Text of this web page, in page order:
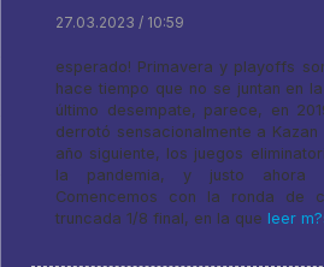
27.03.2023 / 10:59
esperado! Primavera y playoffs
hace tiempo que no se juntan en
último desempate, parece, en
derrotó sensacionalmente a
año siguiente, los juegos
la pandemia, y justo ahora
Comencemos con la ronda de
truncada 1/8 final, en la que leer